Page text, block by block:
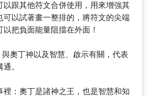
以跟其他符文合併使用，用來增強其
可以試著畫一整排的，將符文的尖端
把負面能量阻擋在外面！
奧丁神以及智慧、啟示有關，代表
。
裡：奧丁是諸神之王，也是智慧和知